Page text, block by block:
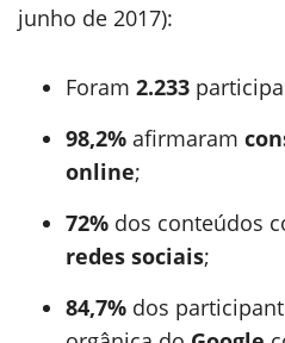
junho de 2017):
Foram 2.233
98,2% afirmaram
online;
72% dos conteúdos
redes sociais;
84,7% dos